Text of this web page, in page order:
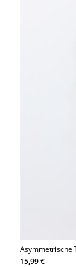
Asymmetrische
15,99 €